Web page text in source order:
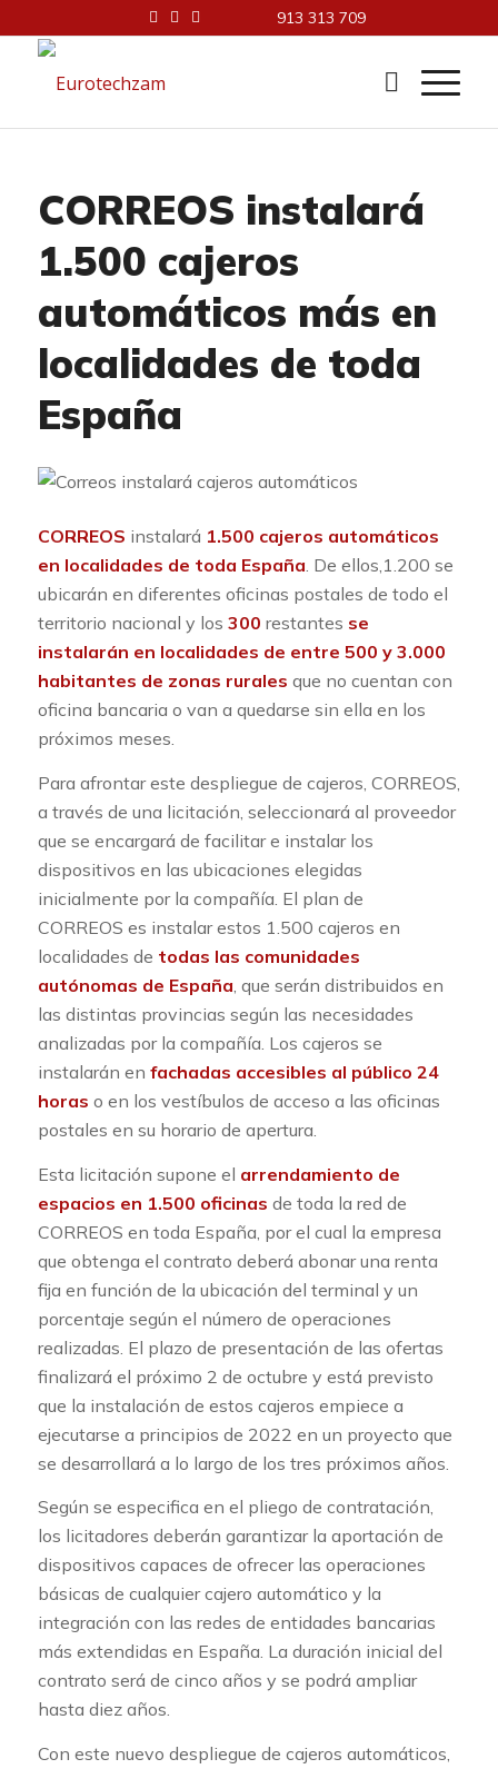
913 313 709
CORREOS instalará
1.500 cajeros
automáticos más en
localidades de toda
España
CORREOS instalará 1.500 cajeros automáticos
en localidades de toda España. De ellos,1.200 se
ubicarán en diferentes oficinas postales de todo el
territorio nacional y los 300 restantes se
instalarán en localidades de entre 500 y 3.000
habitantes de zonas rurales que no cuentan con
oficina bancaria o van a quedarse sin ella en los
próximos meses.
Para afrontar este despliegue de cajeros, CORREOS,
a través de una licitación, seleccionará al proveedor
que se encargará de facilitar e instalar los
dispositivos en las ubicaciones elegidas
inicialmente por la compañía. El plan de
CORREOS es instalar estos 1.500 cajeros en
localidades de todas las comunidades
autónomas de España , que serán distribuidos en
las distintas provincias según las necesidades
analizadas por la compañía. Los cajeros se
instalarán en fachadas accesibles al público 24
horas o en los vestíbulos de acceso a las oficinas
postales en su horario de apertura.
Esta licitación supone el arrendamiento de
espacios en 1.500 oficinas de toda la red de
CORREOS en toda España, por el cual la empresa
que obtenga el contrato deberá abonar una renta
fija en función de la ubicación del terminal y un
porcentaje según el número de operaciones
realizadas. El plazo de presentación de las ofertas
finalizará el próximo 2 de octubre y está previsto
que la instalación de estos cajeros empiece a
ejecutarse a principios de 2022 en un proyecto que
se desarrollará a lo largo de los tres próximos años.
Según se especifica en el pliego de contratación,
los licitadores deberán garantizar la aportación de
dispositivos capaces de ofrecer las operaciones
básicas de cualquier cajero automático y la
integración con las redes de entidades bancarias
más extendidas en España. La duración inicial del
contrato será de cinco años y se podrá ampliar
hasta diez años.
Con este nuevo despliegue de cajeros automáticos,